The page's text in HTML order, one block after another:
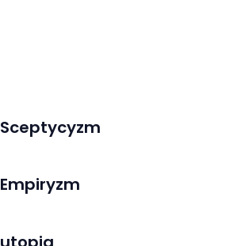
Sceptycyzm
Empiryzm